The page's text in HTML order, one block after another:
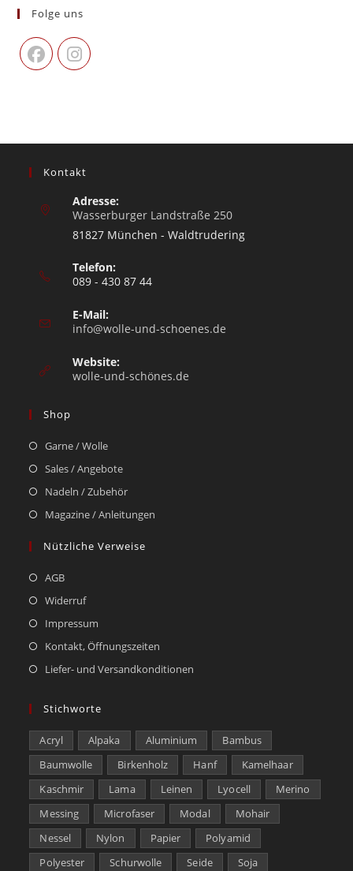
Folge uns
Kontakt
Adresse:
Wasserburger Landstraße 250
81827 München - Waldtrudering
Telefon:
089 - 430 87 44
E-Mail:
info@wolle-und-schoenes.de
Website:
wolle-und-schönes.de
Shop
Garne / Wolle
Sales / Angebote
Nadeln / Zubehör
Magazine / Anleitungen
Nützliche Verweise
AGB
Widerruf
Impressum
Kontakt, Öffnungszeiten
Liefer- und Versandkonditionen
Stichworte
Acryl Alpaka Aluminium
Bambus
Baumwolle
Birkenholz Hanf
Kamelhaar
Kaschmir
Lama Leinen Lyocell
Merino
Messing
Microfaser Modal
Mohair
Nessel
Nylon Papier
Polyamid
Polyester
Schurwolle Seide Soja